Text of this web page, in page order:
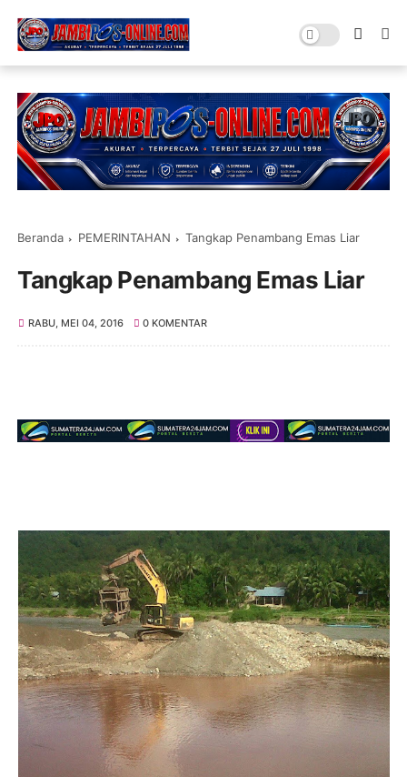
Beranda PEMERINTAHAN Tangkap Penambang Emas Liar
Tangkap Penambang Emas Liar
RABU, MEI 04, 2016 0 KOMENTAR